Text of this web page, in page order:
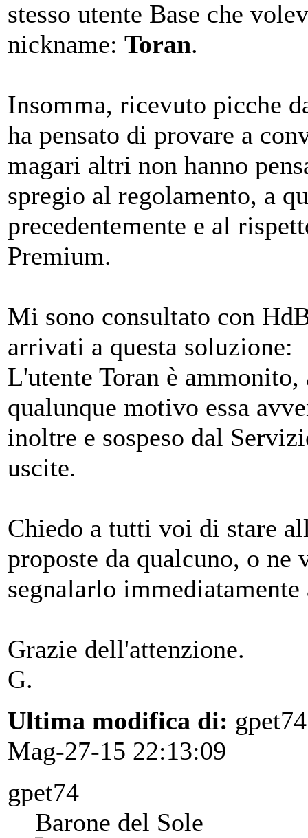
stesso utente Base che
nickname: Toran.
Insomma, ricevuto picche
ha pensato di provare a
magari altri non hanno
spregio al regolamento, a
precedentemente e al
Premium.
Mi sono consultato con
arrivati a questa soluzione:
L'utente Toran è
qualunque motivo essa
inoltre e sospeso dal
uscite.
Chiedo a tutti voi di stare
proposte da qualcuno, o ne
segnalarlo
Grazie dell'attenzione.
G.
Ultima modifica di: gpet74
Mag-27-15 22:13:09
gpet74
Barone del Sole